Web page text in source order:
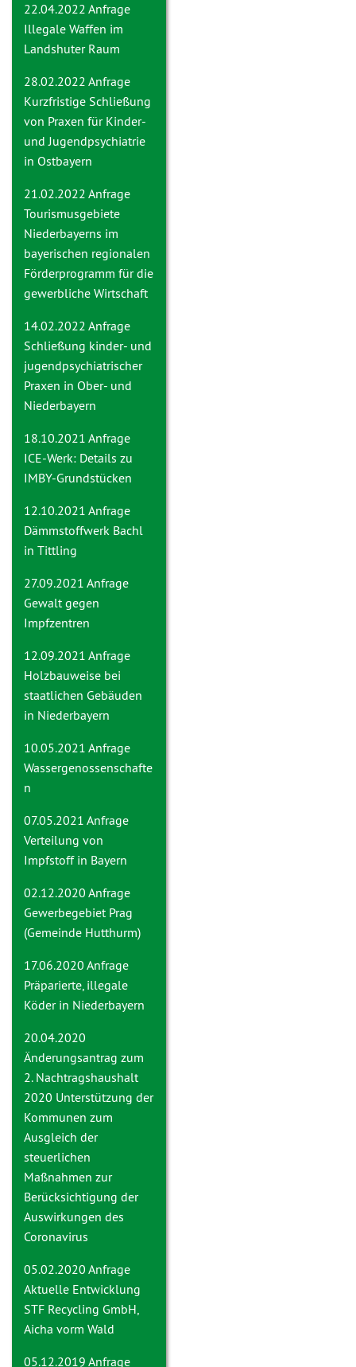
22.04.2022 Anfrage
Illegale Waffen im
Landshuter Raum
28.02.2022 Anfrage
Kurzfristige Schließung
von Praxen für Kinder-
und Jugendpsychiatrie
in Ostbayern
21.02.2022 Anfrage
Tourismusgebiete
Niederbayerns im
bayerischen regionalen
Förderprogramm für die
gewerbliche Wirtschaft
14.02.2022 Anfrage
Schließung kinder- und
jugendpsychiatrischer
Praxen in Ober- und
Niederbayern
18.10.2021 Anfrage
ICE-Werk: Details zu
IMBY-Grundstücken
12.10.2021 Anfrage
Dämmstoffwerk Bachl
in Tittling
27.09.2021 Anfrage
Gewalt gegen
Impfzentren
12.09.2021 Anfrage
Holzbauweise bei
staatlichen Gebäuden
in Niederbayern
10.05.2021 Anfrage
Wassergenossenschafte
n
07.05.2021 Anfrage
Verteilung von
Impfstoff in Bayern
02.12.2020 Anfrage
Gewerbegebiet Prag
(Gemeinde Hutthurm)
17.06.2020 Anfrage
Präparierte, illegale
Köder in Niederbayern
20.04.2020
Änderungsantrag zum
2. Nachtragshaushalt
2020 Unterstützung der
Kommunen zum
Ausgleich der
steuerlichen
Maßnahmen zur
Berücksichtigung der
Auswirkungen des
Coronavirus
05.02.2020 Anfrage
Aktuelle Entwicklung
STF Recycling GmbH,
Aicha vorm Wald
05.12.2019 Anfrage